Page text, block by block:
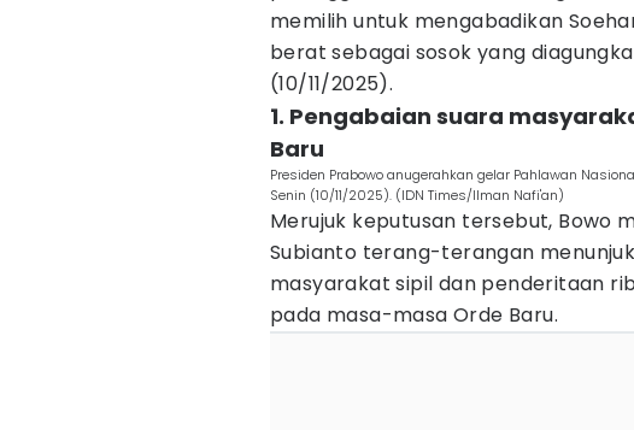
memilih untuk mengabadikan
berat sebagai sosok yang
(10/11/2025).
1. Pengabaian suara
Baru
Presiden Prabowo anugerahkan gelar Pahlawan
Senin (10/11/2025). (IDN Times/Ilman Nafi'an)
Merujuk keputusan tersebut, Bowo
Subianto terang-terangan
masyarakat sipil dan penderitaan
pada masa-masa Orde Baru.